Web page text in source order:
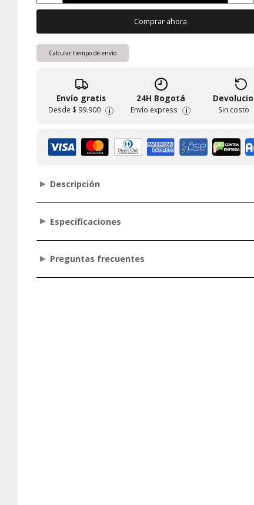
Comprar ahora
Calcular tiempo de envío
Envío gratis
Desde $ 99.900 i
24H Bogotá
Envío express i Sin costo
Descripción
Especificaciones
Preguntas frecuentes